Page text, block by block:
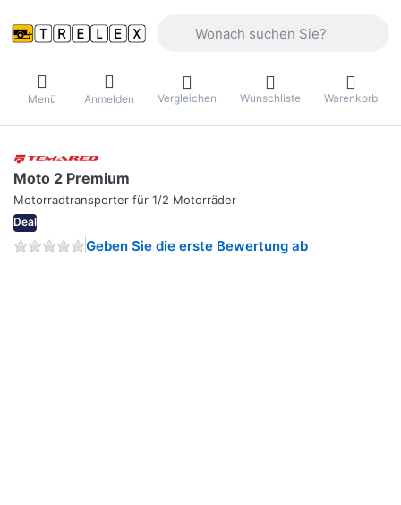
Menü Anmelden Vergleichen Wunschliste Warenkorb
Moto 2 Premium
Motorradtransporter für 1/2 Motorräder
Deal
Geben Sie die erste Bewertung ab